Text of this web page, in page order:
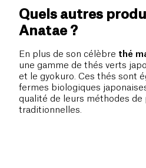
Quels autres
Anatae ?
En plus de son célèbre thé
une gamme de thés verts
et le gyokuro. Ces thés sont
fermes biologiques
qualité de leurs méthodes de
traditionnelles.